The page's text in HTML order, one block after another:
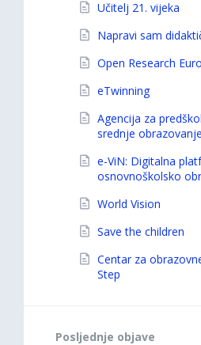
Učitelj 21. vijeka
Napravi sam
Open Research
eTwinning
Agencija za
srednje
e-ViN: Digitalna
osnovnoškolsko
World Vision
Save the children
Centar za
Step
Posljednje objave